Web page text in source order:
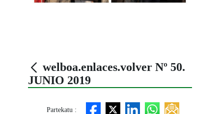
welboa.enlaces.volver Nº 50.
JUNIO 2019
Partekatu :